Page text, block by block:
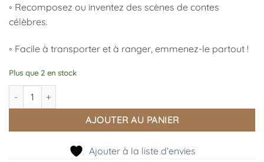
◦ Recomposez ou inventez des scènes de contes
célèbres.
◦ Facile à transporter et à ranger, emmenez-le partout !
Plus que 2 en stock
quantité de Magnéti'book Contes, Janod
AJOUTER AU PANIER
Ajouter à la liste d’envies